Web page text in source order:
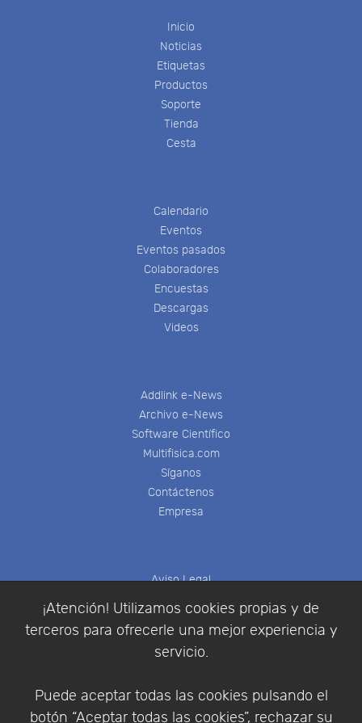
¡Atención! Utilizamos cookies propias y de
terceros para ofrecerle una mejor experiencia y
servicio.
Puede aceptar todas las cookies pulsando el
botón “Aceptar todas las cookies”, rechazar su
Inicio
Noticias
Etiquetas
Productos
Soporte
Tienda
Cesta
Calendario
Eventos
Eventos pasados
Colaboradores
Encuestas
Descargas
Videos
Addlink e-News
Archivo e-News
Software Científico
Multifisica.com
Síganos
Contáctenos
Empresa
Aviso Legal
Condiciones de compra
Identificarse